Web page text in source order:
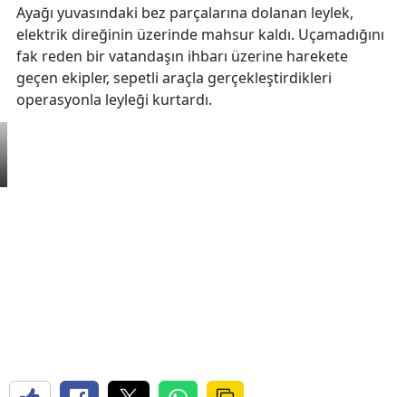
Ayağı yuvasındaki bez parçalarına dolanan leylek,
elektrik direğinin üzerinde mahsur kaldı. Uçamadığını
fak reden bir vatandaşın ihbarı üzerine harekete
geçen ekipler, sepetli araçla gerçekleştirdikleri
operasyonla leyleği kurtardı.